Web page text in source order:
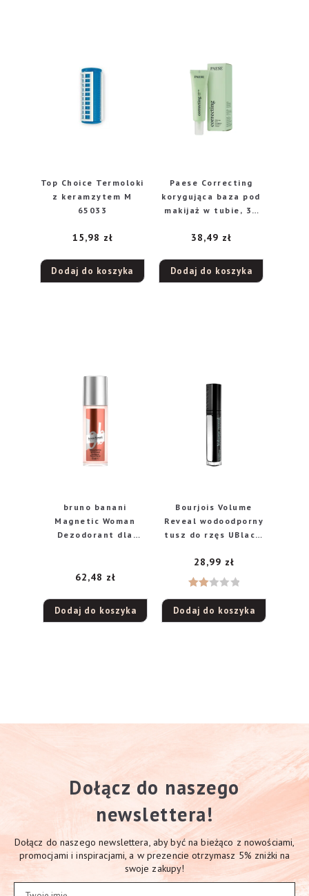
Top Choice Termoloki
z keramzytem M
65033
15,98 zł
Dodaj do koszyka
Paese Correcting
korygująca baza pod
makijaż w tubie, 30
38,49 zł
Dodaj do koszyka
bruno banani
Magnetic Woman
Dezodorant dla
62,48 zł
Dodaj do koszyka
Bourjois Volume
Reveal wodoodporny
tusz do rzęs UBlack,
iono
28,99 zł
Dodaj do koszyka
Dołącz do naszego
newslettera!
Dołącz do naszego newslettera, aby być na bieżąco z nowościami,
promocjami i inspiracjami, a w prezencie otrzymasz 5% zniżki na
swoje zakupy!